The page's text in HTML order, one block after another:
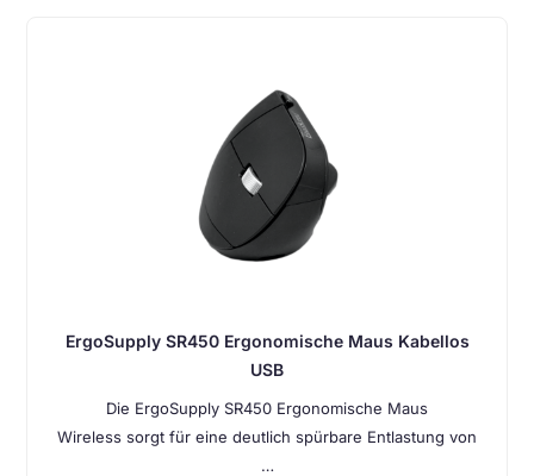
ErgoSupply SR450 Ergonomische Maus Kabellos
USB
Die ErgoSupply SR450 Ergonomische Maus
Wireless sorgt für eine deutlich spürbare Entlastung von
…